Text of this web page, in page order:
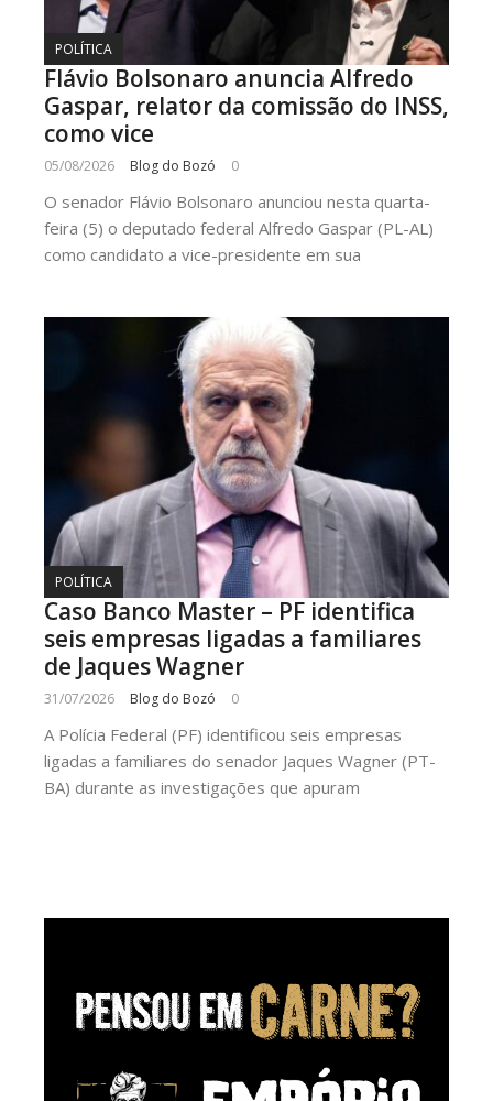
POLÍTICA
Flávio Bolsonaro anuncia Alfredo
Gaspar, relator da comissão do INSS,
como vice
05/08/2026 Blog do Bozó 0
O senador Flávio Bolsonaro anunciou nesta quarta-
feira (5) o deputado federal Alfredo Gaspar (PL-AL)
como candidato a vice-presidente em sua
POLÍTICA
Caso Banco Master – PF identifica
seis empresas ligadas a familiares
de Jaques Wagner
31/07/2026 Blog do Bozó 0
A Polícia Federal (PF) identificou seis empresas
ligadas a familiares do senador Jaques Wagner (PT-
BA) durante as investigações que apuram